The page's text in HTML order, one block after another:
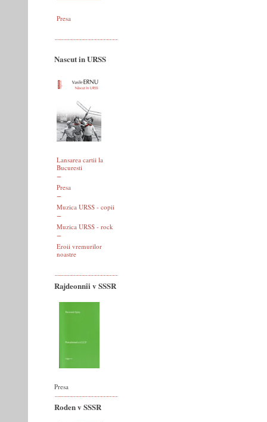
Presa
Nascut in URSS
Lansarea cartii la
Bucuresti
Presa
Muzica URSS - copii
Muzica URSS - rock
Eroii vremurilor
noastre
Rajdeonnîi v SSSR
Presa
Roden v SSSR